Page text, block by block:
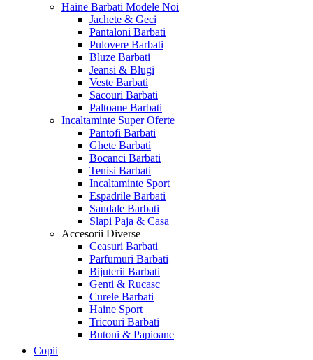
Haine Barbati Modele Noi
Jachete & Geci
Pantaloni Barbati
Pulovere Barbati
Bluze Barbati
Jeansi & Blugi
Veste Barbati
Sacouri Barbati
Paltoane Barbati
Incaltaminte Super Oferte
Pantofi Barbati
Ghete Barbati
Bocanci Barbati
Tenisi Barbati
Incaltaminte Sport
Espadrile Barbati
Sandale Barbati
Slapi Paja & Casa
Accesorii Diverse
Ceasuri Barbati
Parfumuri Barbati
Bijuterii Barbati
Genti & Rucasc
Curele Barbati
Haine Sport
Tricouri Barbati
Butoni & Papioane
Copii